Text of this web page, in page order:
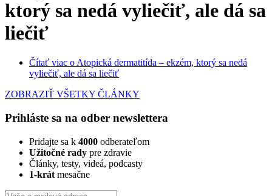
ktorý sa nedá vyliečiť, ale dá sa
liečiť
Čítať viac o Atopická dermatitída – ekzém, ktorý sa nedá
vyliečiť, ale dá sa liečiť
ZOBRAZIŤ VŠETKY ČLÁNKY
Prihláste sa na odber newslettera
Pridajte sa k 4000 odberateľom
Užitočné rady pre zdravie
Články, testy, videá, podcasty
1-krát mesačne